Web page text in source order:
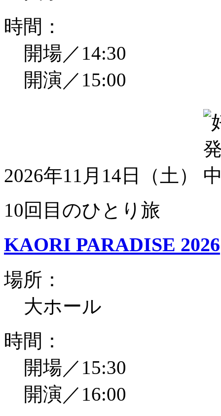
時間：
開場／14:30
開演／15:00
2026年11月14日（土）
10回目のひとり旅
KAORI PARADISE 2026
場所：
大ホール
時間：
開場／15:30
開演／16:00